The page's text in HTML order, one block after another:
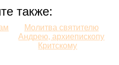
также:
Молитва святителю
Андрею, архиепископу
Критскому